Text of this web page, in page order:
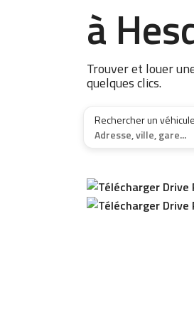
à
Trouver et louer
quelques clics.
Rechercher un véhicule
Adresse, ville, gare...